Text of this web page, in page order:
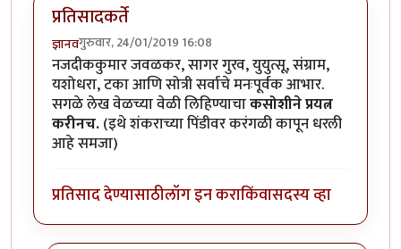
प्रतिसादकर्ते
ज्ञानवगुरुवार, 24/01/2019 16:08
नजदीककुमार जवळकर, सागर गुरव, युयुत्सू, संग्राम,
यशोधरा, टका आणि सोत्री सर्वाचे मनःपूर्वक आभार.
सगळे लेख वेळच्या वेळी लिहिण्याचाकसोशीने प्रयत्न
करीनच.(इथे शंकराच्या पिंडीवर करंगळी कापून धरली
आहे समजा)
प्रतिसाद देण्यासाठीलॉग इन कराकिंवासदस्य व्हा